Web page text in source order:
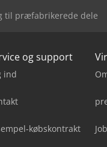
til præfabrikerede dele
og support
ind
købskontrakt